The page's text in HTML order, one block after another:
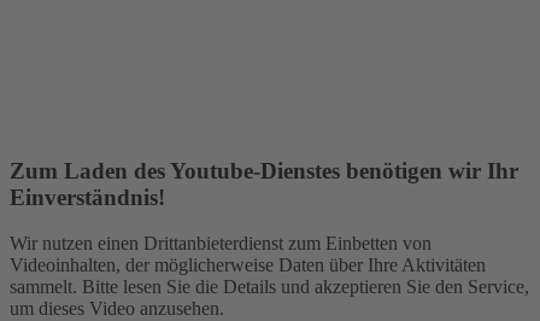
Zum Laden des Youtube-Dienstes benötigen wir Ihr
Einverständnis!
Wir nutzen einen Drittanbieterdienst zum Einbetten von
Videoinhalten, der möglicherweise Daten über Ihre Aktivitäten
sammelt. Bitte lesen Sie die Details und akzeptieren Sie den Service,
um dieses Video anzusehen.